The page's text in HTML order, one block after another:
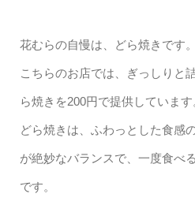
花むらの自慢は、どら焼きです。
こちらのお店では、ぎっしりと
ら焼きを200円で提供しています
どら焼きは、ふわっとした食感
が絶妙なバランスで、一度食べ
です。